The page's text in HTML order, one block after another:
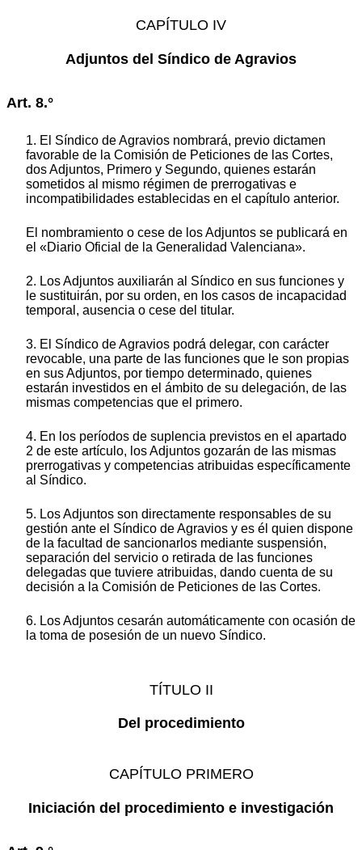
CAPÍTULO IV
Adjuntos del Síndico de Agravios
Art. 8.°
1. El Síndico de Agravios nombrará, previo dictamen
favorable de la Comisión de Peticiones de las Cortes,
dos Adjuntos, Primero y Segundo, quienes estarán
sometidos al mismo régimen de prerrogativas e
incompatibilidades establecidas en el capítulo anterior.
El nombramiento o cese de los Adjuntos se publicará en
el «Diario Oficial de la Generalidad Valenciana».
2. Los Adjuntos auxiliarán al Síndico en sus funciones y
le sustituirán, por su orden, en los casos de incapacidad
temporal, ausencia o cese del titular.
3. El Síndico de Agravios podrá delegar, con carácter
revocable, una parte de las funciones que le son propias
en sus Adjuntos, por tiempo determinado, quienes
estarán investidos en el ámbito de su delegación, de las
mismas competencias que el primero.
4. En los períodos de suplencia previstos en el apartado
2 de este artículo, los Adjuntos gozarán de las mismas
prerrogativas y competencias atribuidas específicamente
al Síndico.
5. Los Adjuntos son directamente responsables de su
gestión ante el Síndico de Agravios y es él quien dispone
de la facultad de sancionarlos mediante suspensión,
separación del servicio o retirada de las funciones
delegadas que tuviere atribuidas, dando cuenta de su
decisión a la Comisión de Peticiones de las Cortes.
6. Los Adjuntos cesarán automáticamente con ocasión de
la toma de posesión de un nuevo Síndico.
TÍTULO II
Del procedimiento
CAPÍTULO PRIMERO
Iniciación del procedimiento e investigación